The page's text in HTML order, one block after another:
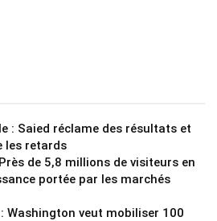
: Saied réclame des résultats et
les retards
de 5,8 millions de visiteurs en
portée par les marchés
Washington veut mobiliser 100